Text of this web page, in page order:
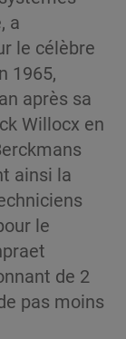
a
le célèbre
1965,
après sa
Willocx en
ainsi la
le
de 2
pas moins